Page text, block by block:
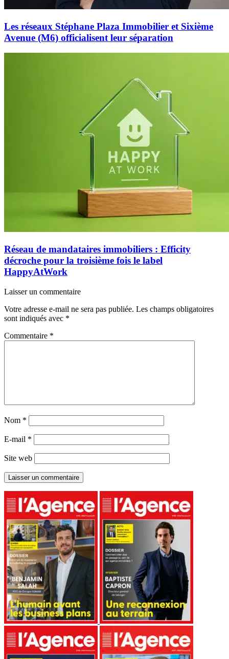
Les réseaux Stéphane Plaza Immobilier et Sixième
Avenue (M6) officialisent leur séparation
Réseau de mandataires immobiliers : Efficity
décroche pour la troisième fois le label
HappyAtWork
Laisser un commentaire
Votre adresse e-mail ne sera pas publiée. Les champs obligatoires
sont indiqués avec *
Commentaire *
Nom *
E-mail *
Site web